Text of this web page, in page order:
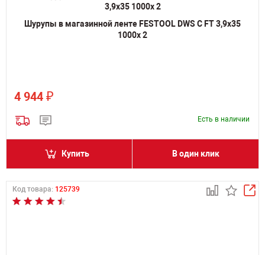
Шурупы в магазинной ленте FESTOOL DWS C FT 3,9x35
1000x 2
4 944 ₽
Есть в наличии
Купить В один клик
Код товара: 125739